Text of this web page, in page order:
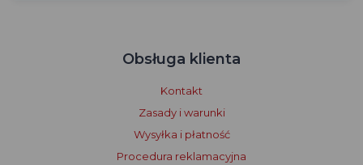
Obsługa klienta
Kontakt
Zasady i warunki
Wysyłka i płatność
Procedura reklamacyjna